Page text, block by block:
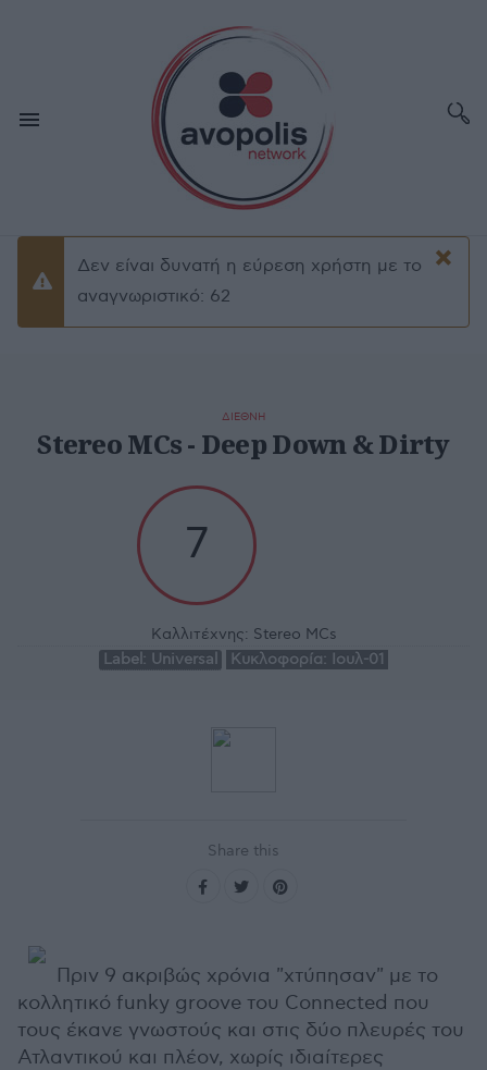
×
Προειδοποίσηση
Δεν είναι δυνατή η εύρεση χρήστη με το
αναγνωριστικό: 62
ΔΙΕΘΝΗ
Stereo MCs - Deep Down & Dirty
7
Καλλιτέχνης: Stereo MCs
Label: Universal Κυκλοφορία: Ιουλ-01
Share this
Πριν 9 ακριβώς χρόνια "χτύπησαν" με το
κολλητικό funky groove του Connected που
τους έκανε γνωστούς και στις δύο πλευρές του
Ατλαντικού και πλέον, χωρίς ιδιαίτερες